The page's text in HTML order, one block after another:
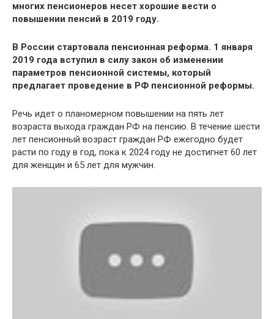
многих пенсионеров несет хорошие вести о
повышении пенсий в 2019 году.
В России стартовала пенсионная реформа. 1 января
2019 года вступил в силу закон об изменении
параметров пенсионной системы, который
предлагает проведение в РФ пенсионной реформы.
Речь идет о планомерном повышении на пять лет
возраста выхода граждан РФ на пенсию. В течение шести
лет пенсионный возраст граждан РФ ежегодно будет
расти по году в год, пока к 2024 году не достигнет 60 лет
для женщин и 65 лет для мужчин.